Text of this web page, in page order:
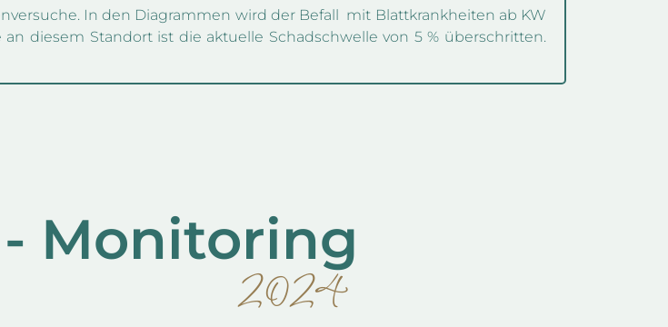
In den Diagrammen wird der Befall mit Blattkrankheiten ab KW
diesem Standort ist die aktuelle Schadschwelle von 5 % überschritten.
Monitoring
2024